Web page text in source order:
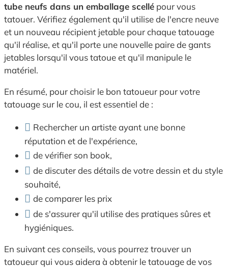
tube neufs dans un emballage scellé pour vous
tatouer. Vérifiez également qu'il utilise de l'encre neuve
et un nouveau récipient jetable pour chaque tatouage
qu'il réalise, et qu'il porte une nouvelle paire de gants
jetables lorsqu'il vous tatoue et qu'il manipule le
matériel.
En résumé, pour choisir le bon tatoueur pour votre
tatouage sur le cou, il est essentiel de :
Rechercher un artiste ayant une bonne
réputation et de l'expérience,
de vérifier son book,
de discuter des détails de votre dessin et du style
souhaité,
de comparer les prix
de s'assurer qu'il utilise des pratiques sûres et
hygiéniques.
En suivant ces conseils, vous pourrez trouver un
tatoueur qui vous aidera à obtenir le tatouage de vos